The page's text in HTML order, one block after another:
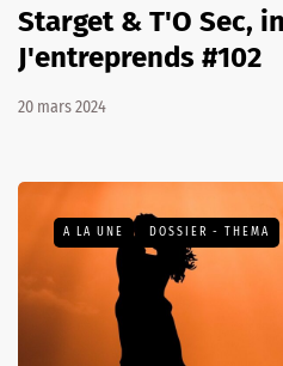
Starget & T'O Sec,
J'entreprends #102
20 mars 2024
A LA UNE DOSSIER - THEMA